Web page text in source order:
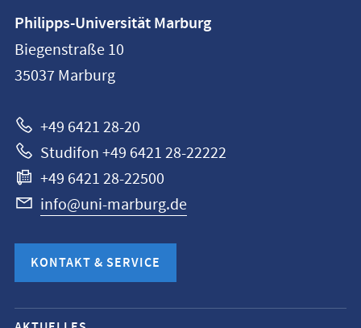
Philipps-
Universität
Marburg
Philipps-Universität Marburg
Biegenstraße 10
35037 Marburg
+49 6421 28-20
Studifon +49 6421 28-22222
+49 6421 28-22500
info@uni-marburg.de
KONTAKT & SERVICE
Mobile-